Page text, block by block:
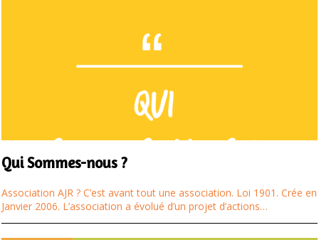
Qui Sommes-nous ?
Association AJR ? C’est avant tout une association. Loi 1901. Crée en
Janvier 2006. L’association a évolué d’un projet d’actions…